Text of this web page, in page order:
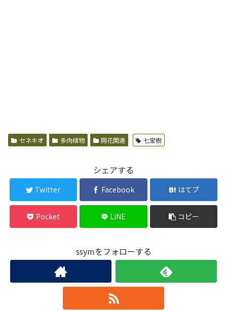
セネキオ 多肉植物 開花関連 七宝樹
シェアする
Twitter Facebook はてブ
Pocket LINE コピー
ssymをフォローする